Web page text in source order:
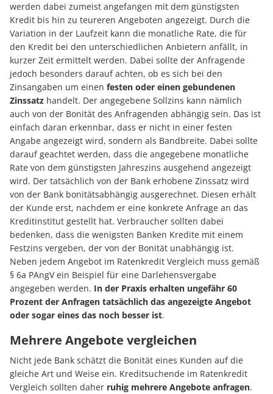
werden dabei zumeist angefangen mit dem günstigsten
Kredit bis hin zu teureren Angeboten angezeigt. Durch die
Variation in der Laufzeit kann die monatliche Rate, die für
den Kredit bei den unterschiedlichen Anbietern anfällt, in
kurzer Zeit ermittelt werden. Dabei sollte der Anfragende
jedoch besonders darauf achten, ob es sich bei den
Zinsangaben um einen festen oder einen gebundenen
Zinssatz handelt. Der angegebene Sollzins kann nämlich
auch von der Bonität des Anfragenden abhängig sein. Das ist
einfach daran erkennbar, dass er nicht in einer festen
Angabe angezeigt wird, sondern als Bandbreite. Dabei sollte
darauf geachtet werden, dass die angegebene monatliche
Rate von dem günstigsten Jahreszins ausgehend angezeigt
wird. Der tatsächlich von der Bank erhobene Zinssatz wird
von der Bank bonitätsabhängig ausgerechnet. Diesen erhält
der Kunde erst, nachdem er eine konkrete Anfrage an das
Kreditinstitut gestellt hat. Verbraucher sollten dabei
bedenken, dass die wenigsten Banken Kredite mit einem
Festzins vergeben, der von der Bonität unabhängig ist.
Neben jedem Angebot im Ratenkredit Vergleich muss gemäß
§ 6a PAngV ein Beispiel für eine Darlehensvergabe
angegeben werden. In der Praxis erhalten ungefähr 60
Prozent der Anfragen tatsächlich das angezeigte Angebot
oder sogar eines das noch besser ist.
Mehrere Angebote vergleichen
Nicht jede Bank schätzt die Bonität eines Kunden auf die
gleiche Art und Weise ein. Kreditsuchende im Ratenkredit
Vergleich sollten daher ruhig mehrere Angebote anfragen.